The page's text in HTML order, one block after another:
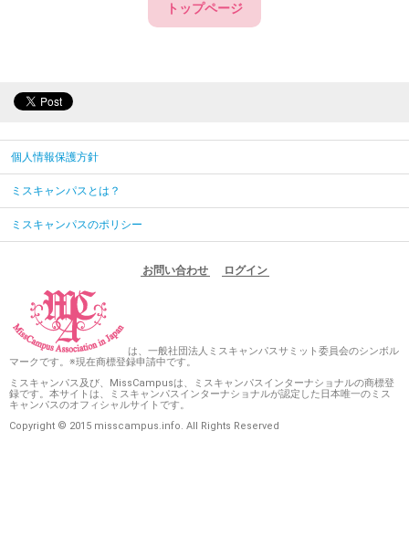
トップページ
個人情報保護方針
ミスキャンパスとは？
ミスキャンパスのポリシー
お問い合わせ ログイン
は、一般社団法人ミスキャンパスサミット委員会のシンボル
マークです。※現在商標登録申請中です。
ミスキャンパス及び、MissCampusは、ミスキャンパスインターナショナルの商標登
録です。本サイトは、ミスキャンパスインターナショナルが認定した日本唯一のミス
キャンパスのオフィシャルサイトです。
Copyright © 2015 misscampus.info. All Rights Reserved